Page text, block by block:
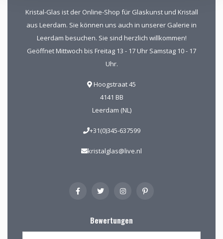
Kristal-Glas ist der Online-Shop für Glaskunst und Kristall
aus Leerdam. Sie können uns auch in unserer Galerie in
Leerdam besuchen. Sie sind herzlich willkommen!
Geöffnet Mittwoch bis Freitag 13 - 17 Uhr Samstag 10 - 17
Uhr.
Hoogstraat 45
4141 BB
Leerdam (NL)
+31(0)345-637599
kristalglas@live.nl
Bewertungen